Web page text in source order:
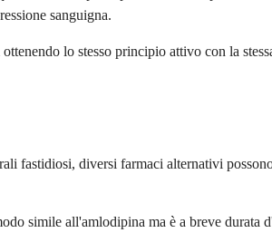
sanguigna.
lo stesso principio attivo con la
fastidiosi, diversi farmaci alternativi
simile all'amlodipina ma è a breve